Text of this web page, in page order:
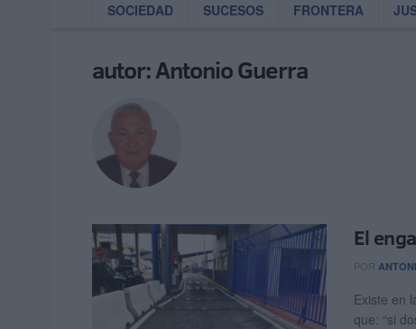
SOCIEDAD SUCESOS FRONTERA
autor:Antonio Guerra
El
POR
Existe en
que: “si